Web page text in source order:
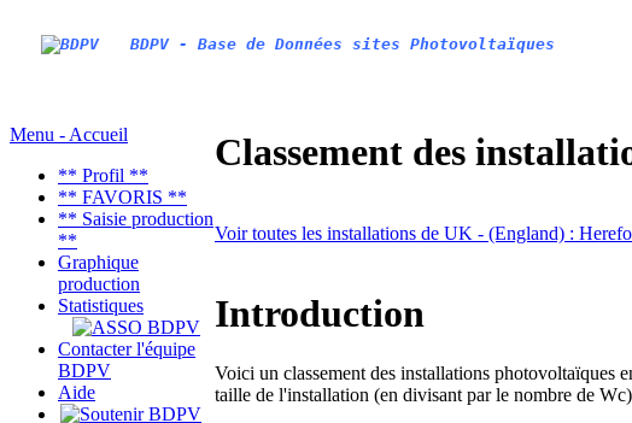
BDPV - Base de Données sites Photovoltaïques
Menu - Accueil
** Profil **
** FAVORIS **
** Saisie production
**
Graphique
production
Statistiques
Contacter l'équipe
BDPV
Aide
Classement des
Voir toutes les installations de UK - (England) :
Introduction
Voici un classement des installations photovoltaïques
taille de l'installation (en divisant par le nombre de